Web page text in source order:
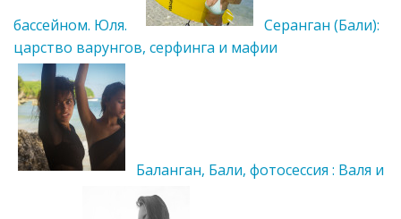
бассейном. Юля.
Серанган (Бали):
царство варунгов, серфинга и мафии
Баланган, Бали, фотосессия : Валя и